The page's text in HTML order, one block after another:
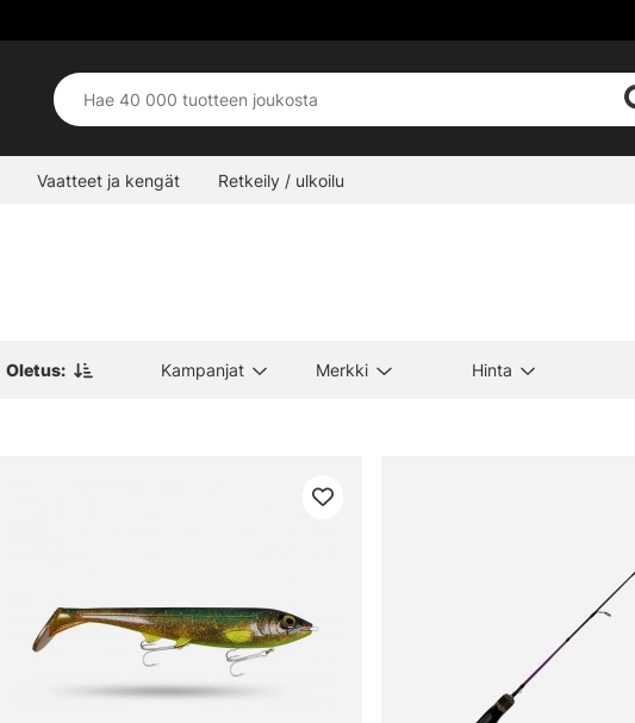
Vaatteet ja kengät Retkeily / ulkoilu
Oletus: Kampanjat Merkki Hinta